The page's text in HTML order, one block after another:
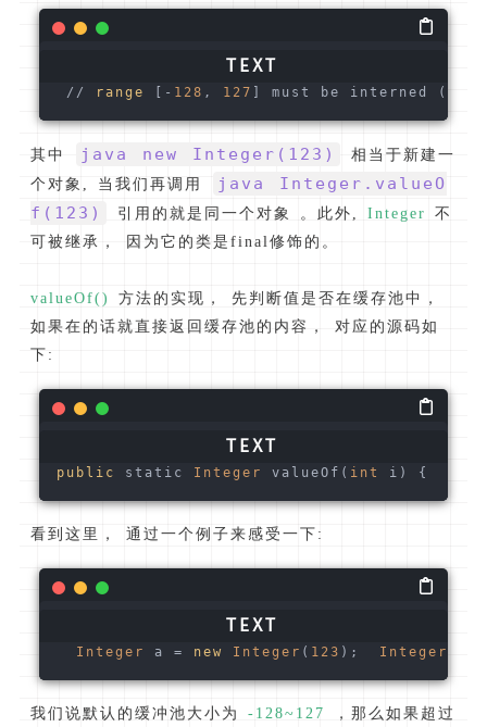
// range [- 128 , 127 ] must be interned
其中 java new Integer(123)
相当于新建一
个对象, 当我们再调用
java Integer.valueO
f(123)
引用的就是同一个对象 。此外, Integer
不
可被继承， 因为它的类是final修饰的。
valueOf() 方法的实现， 先判断值是否在缓存池中，
如果在的话就直接返回缓存池的内容， 对应的源码如
下:
public static Integer valueOf( int i) {
看到这里， 通过一个例子来感受一下:
Integer a = new Integer ( 123 ); Integer
我们说默认的缓冲池大小为 -128~127
，那么如果超过